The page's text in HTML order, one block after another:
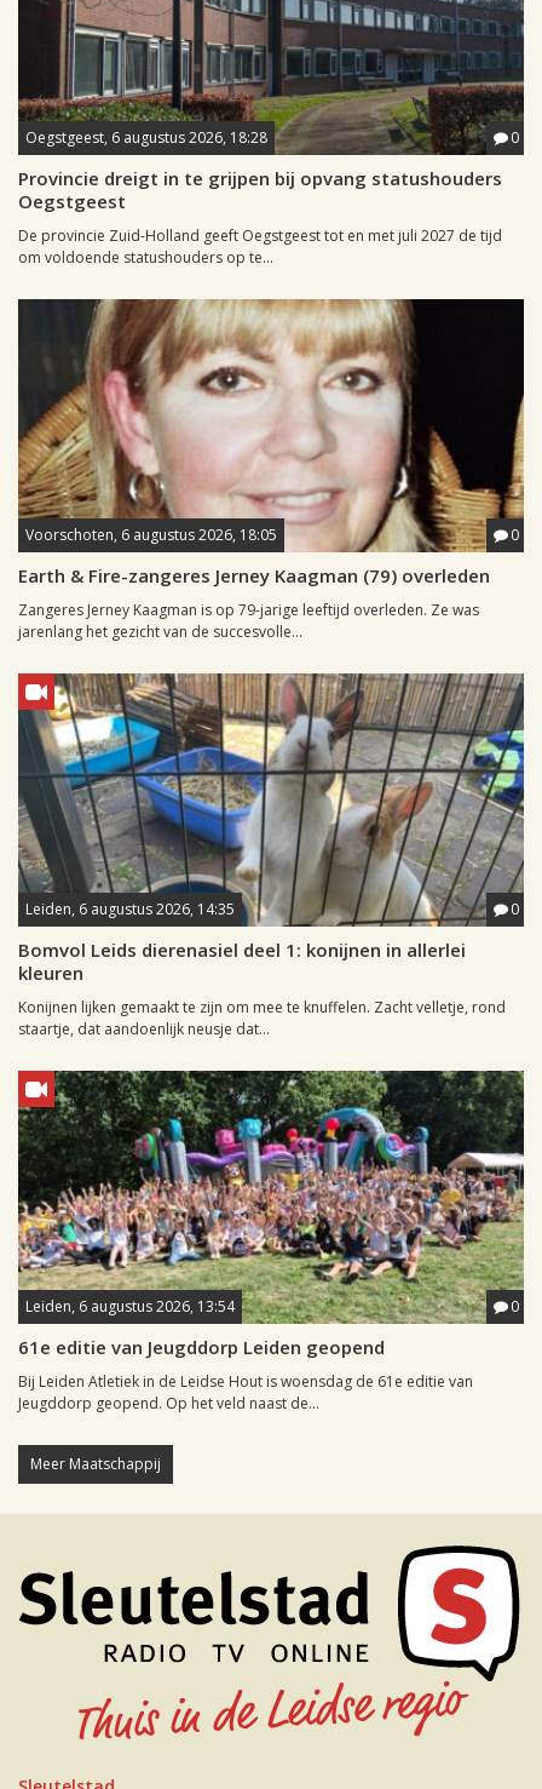
Oegstgeest, 6 augustus 2026, 18:28 0
Provincie dreigt in te grijpen bij opvang statushouders
Oegstgeest
De provincie Zuid-Holland geeft Oegstgeest tot en met juli 2027 de tijd
om voldoende statushouders op te...
Voorschoten, 6 augustus 2026, 18:05 0
Earth & Fire-zangeres Jerney Kaagman (79) overleden
Zangeres Jerney Kaagman is op 79-jarige leeftijd overleden. Ze was
jarenlang het gezicht van de succesvolle...
Leiden, 6 augustus 2026, 14:35 0
Bomvol Leids dierenasiel deel 1: konijnen in allerlei
kleuren
Konijnen lijken gemaakt te zijn om mee te knuffelen. Zacht velletje, rond
staartje, dat aandoenlijk neusje dat...
Leiden, 6 augustus 2026, 13:54 0
61e editie van Jeugddorp Leiden geopend
Bij Leiden Atletiek in de Leidse Hout is woensdag de 61e editie van
Jeugddorp geopend. Op het veld naast de...
Meer Maatschappij